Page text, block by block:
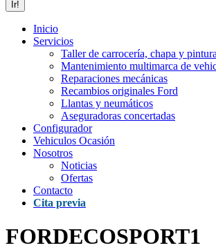
Inicio
Servicios
Taller de carrocería, chapa y pintura
Mantenimiento multimarca de
Reparaciones mecánicas
Recambios originales Ford
Llantas y neumáticos
Aseguradoras concertadas
Configurador
Vehiculos Ocasión
Nosotros
Noticias
Ofertas
Contacto
Cita previa
FORDECOSPORT1